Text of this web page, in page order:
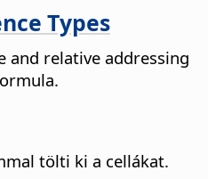
Types
and relative addressing
tölti ki a cellákat.